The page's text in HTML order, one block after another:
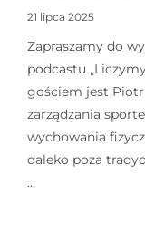
21 lipca 2025
Zapraszamy do
podcastu
gościem jest Piotr
zarządzania
wychowania
daleko poza
...